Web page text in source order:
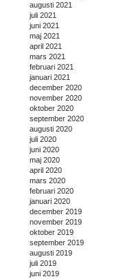
augusti 2021
juli 2021
juni 2021
maj 2021
april 2021
mars 2021
februari 2021
januari 2021
december 2020
november 2020
oktober 2020
september 2020
augusti 2020
juli 2020
juni 2020
maj 2020
april 2020
mars 2020
februari 2020
januari 2020
december 2019
november 2019
oktober 2019
september 2019
augusti 2019
juli 2019
juni 2019